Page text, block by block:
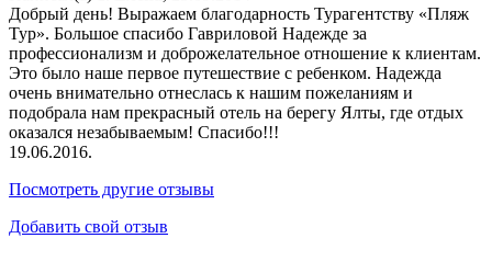
Добрый день! Выражаем благодарность Турагентству «Пляж
Тур». Большое спасибо Гавриловой Надежде за
профессионализм и доброжелательное отношение к клиентам.
Это было наше первое путешествие с ребенком. Надежда
очень внимательно отнеслась к нашим пожеланиям и
подобрала нам прекрасный отель на берегу Ялты, где отдых
оказался незабываемым! Спасибо!!!
19.06.2016.
Посмотреть другие отзывы
Добавить свой отзыв